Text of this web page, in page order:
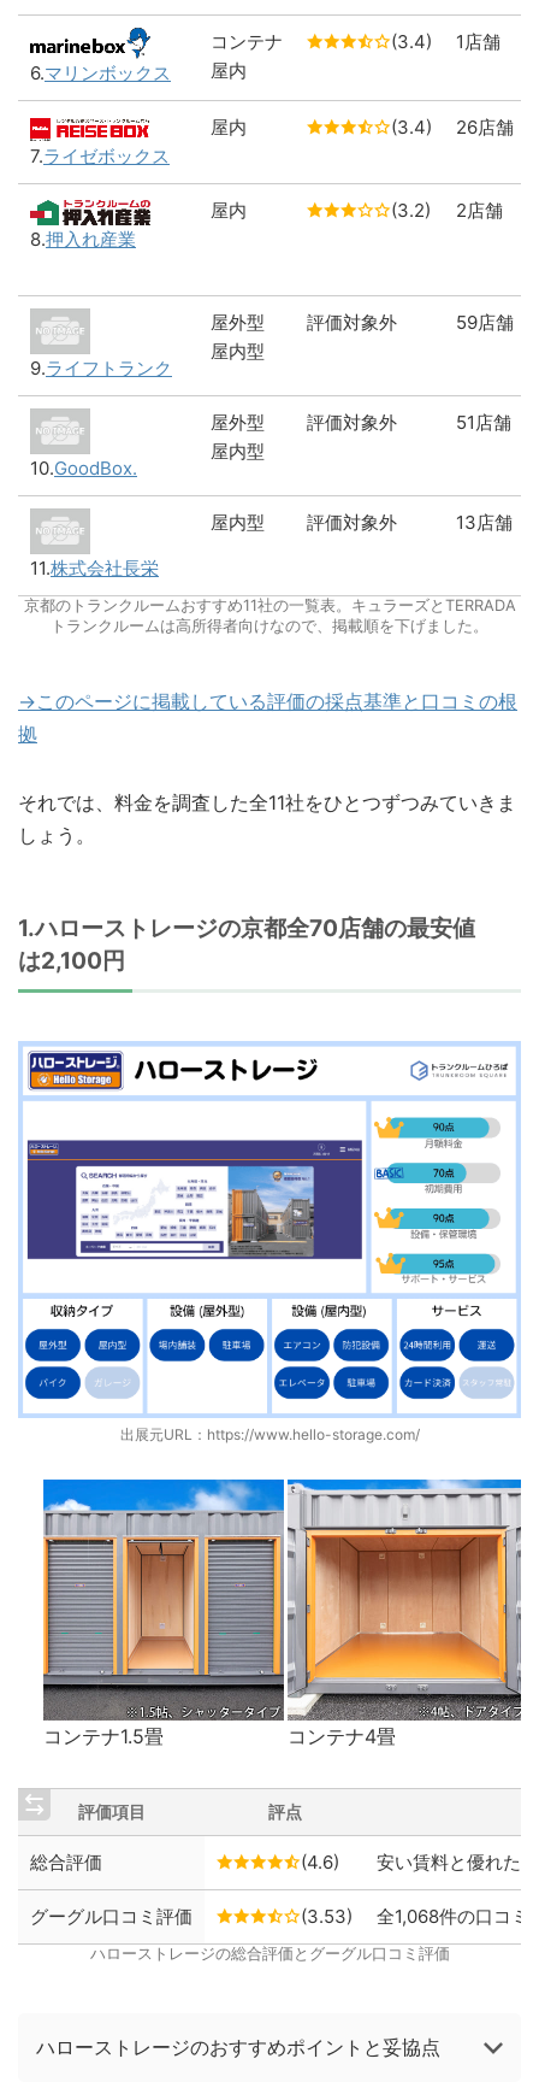
6.マリンボックス
コンテナ
屋内
(3.4) 1店舗
7.ライゼボックス
屋内 (3.4) 26店舗
8.押入れ産業
屋内 (3.2) 2店舗
9.ライフトランク
屋外型
屋内型
評価対象外 59店舗
10.GoodBox.
屋外型
屋内型
評価対象外 51店舗
11.株式会社長栄
屋内型 評価対象外 13店舗
京都のトランクルームおすすめ11社の一覧表。キュラーズとTERRADA
トランクルームは高所得者向けなので、掲載順を下げました。
→このページに掲載している評価の採点基準と口コミの根
拠
それでは、料金を調査した全11社をひとつずつみていきま
しょう。
1.ハローストレージの京都全70店舗の最安値
は2,100円
出展元URL： https://www.hello-storage.com/
コンテナ1.5畳 コンテナ4畳
評価項目 評点
総合評価 (4.6) 安い賃料と優れた
グーグル口コミ評価 (3.53) 全1,068件の口コミ
ハローストレージの総合評価とグーグル口コミ評価
ハローストレージのおすすめポイントと妥協点